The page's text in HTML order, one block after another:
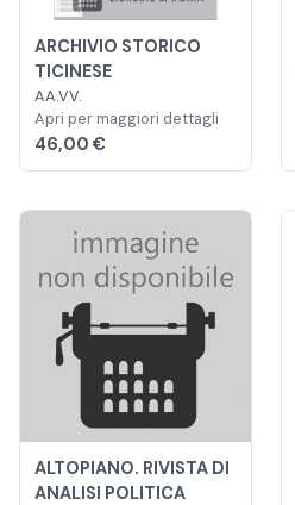
ARCHIVIO STORICO
TICINESE
AA.VV.
Apri per maggiori dettagli
46,00 €
ALTOPIANO. RIVISTA DI
ANALISI POLITICA